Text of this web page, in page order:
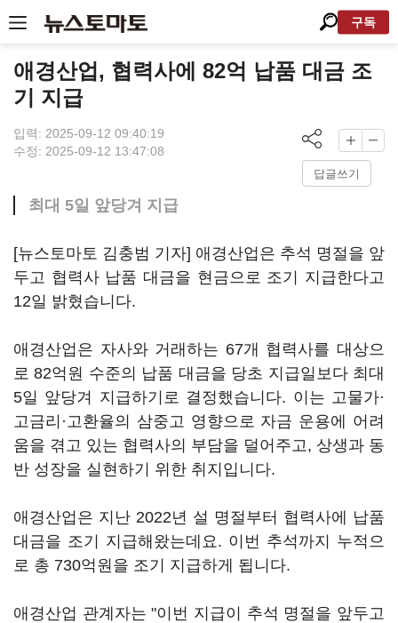
구독
애경산업, 협력사에 82억 납품 대금 조
기 지급
입력: 2025-09-12 09:40:19
수정: 2025-09-12 13:47:08
답글쓰기
최대 5일 앞당겨 지급
[뉴스토마토 김충범 기자] 애경산업은 추석 명절을 앞
두고 협력사 납품 대금을 현금으로 조기 지급한다고
12일 밝혔습니다.
애경산업은 자사와 거래하는 67개 협력사를 대상으
로 82억원 수준의 납품 대금을 당초 지급일보다 최대
5일 앞당겨 지급하기로 결정했습니다. 이는 고물가·
고금리·고환율의 삼중고 영향으로 자금 운용에 어려
움을 겪고 있는 협력사의 부담을 덜어주고, 상생과 동
반 성장을 실현하기 위한 취지입니다.
애경산업은 지난 2022년 설 명절부터 협력사에 납품
대금을 조기 지급해왔는데요. 이번 추석까지 누적으
로 총 730억원을 조기 지급하게 됩니다.
애경산업 관계자는 "이번 지급이 추석 명절을 앞두고